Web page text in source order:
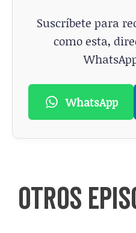
Suscríbete para
como esta,
WhatsApp
Otros